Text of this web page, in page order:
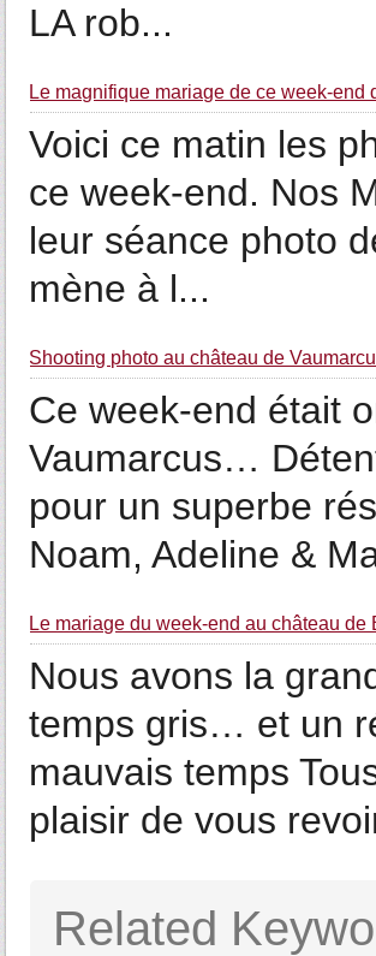
LA rob...
Le magnifique mariage de ce week-
Voici ce matin les
ce week-end. Nos
leur séance photo
mène à l...
Shooting photo au château de
Ce week-end était
Vaumarcus…
pour un superbe
Noam, Adeline &
Le mariage du week-end au château
Nous avons la
temps gris… et un
mauvais temps
plaisir de vous
Related